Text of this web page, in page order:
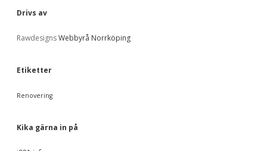
Drivs av
RawdesignsWebbyrå Norrköping
Etiketter
Renovering
Kika gärna in på